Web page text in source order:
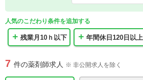
人気のこだわり条件を追加する
残業月10ｈ以下 年間休日120日以上
7 件の薬剤師求人 ※ 非公開求人を除く